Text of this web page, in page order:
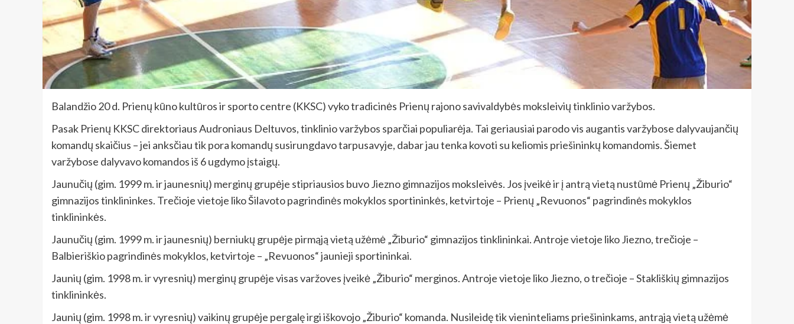
Balandžio 20 d. Prienų kūno kultūros ir sporto centre (KKSC) vyko tradicinės Prienų rajono savivaldybės moksleivių tinklinio varžybos.
Pasak Prienų KKSC direktoriaus Audroniaus Deltuvos, tinklinio varžybos sparčiai populiarėja. Tai geriausiai parodo vis augantis varžybose dalyvaujančių
komandų skaičius – jei anksčiau tik pora komandų susirungdavo tarpusavyje, dabar jau tenka kovoti su keliomis priešininkų komandomis. Šiemet
varžybose dalyvavo komandos iš 6 ugdymo įstaigų.
Jaunučių (gim. 1999 m. ir jaunesnių) merginų grupėje stipriausios buvo Jiezno gimnazijos moksleivės. Jos įveikė ir į antrą vietą nustūmė Prienų „Žiburio“
gimnazijos tinklininkes. Trečioje vietoje liko Šilavoto pagrindinės mokyklos sportininkės, ketvirtoje – Prienų „Revuonos“ pagrindinės mokyklos
tinklininkės.
Jaunučių (gim. 1999 m. ir jaunesnių) berniukų grupėje pirmąją vietą užėmė „Žiburio“ gimnazijos tinklininkai. Antroje vietoje liko Jiezno, trečioje –
Balbieriškio pagrindinės mokyklos, ketvirtoje – „Revuonos“ jaunieji sportininkai.
Jaunių (gim. 1998 m. ir vyresnių) merginų grupėje visas varžoves įveikė „Žiburio“ merginos. Antroje vietoje liko Jiezno, o trečioje – Stakliškių gimnazijos
tinklininkės.
Jaunių (gim. 1998 m. ir vyresnių) vaikinų grupėje pergalę irgi iškovojo „Žiburio“ komanda. Nusileidę tik vieninteliams priešininkams, antrąją vietą užėmė